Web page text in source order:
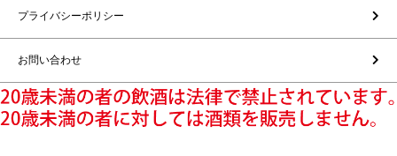
プライバシーポリシー
お問い合わせ